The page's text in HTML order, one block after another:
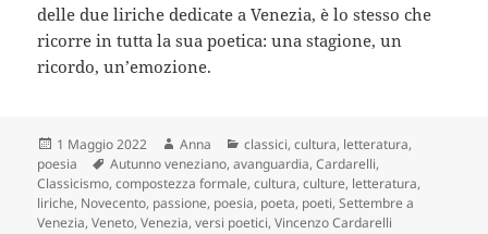
delle due liriche dedicate a Venezia, è lo stesso che
ricorre in tutta la sua poetica: una stagione, un
ricordo, un’emozione.
Scritto
il
1 Maggio 2022 Autore
Anna Categorie
classici,cultura, letteratura,
poesia
Tag
Autunno veneziano,avanguardia,Cardarelli,
Classicismo,compostezza formale,cultura,culture, letteratura,
liriche, Novecento, passione, poesia, poeta, poeti,Settembre a
Venezia,Veneto,Venezia,versi poetici,Vincenzo Cardarelli